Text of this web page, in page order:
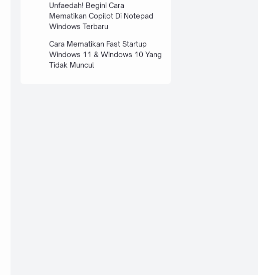
Unfaedah! Begini Cara
Mematikan Copilot Di Notepad
Windows Terbaru
Cara Mematikan Fast Startup
Windows 11 & Windows 10 Yang
Tidak Muncul